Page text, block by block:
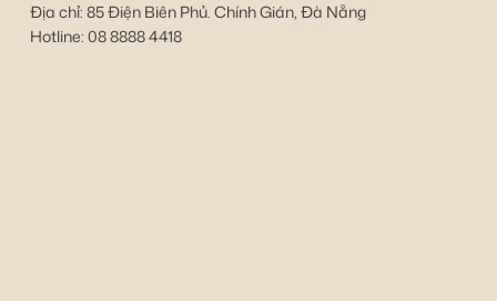
Địa chỉ: 85 Điện Biên Phủ. Chính Gián, Đà Nẵng
Hotline: 08 8888 4418